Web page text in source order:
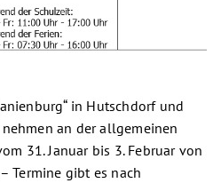
in Hutschdorf und
an der allgemeinen
31. Januar bis 3. Februar von
Termine gibt es nach